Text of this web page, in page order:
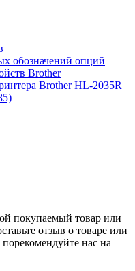
обозначений опций
Brother
Brother HL-2035R
покупаемый товар или
отзыв о товаре или
нас на